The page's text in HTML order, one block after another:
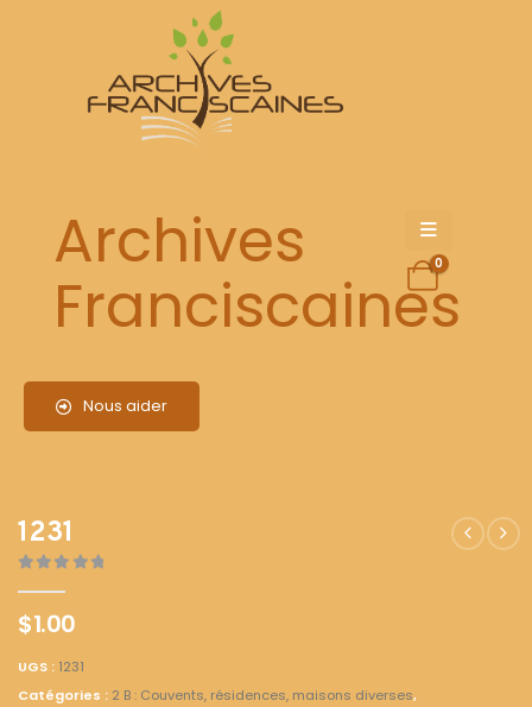
Archives
Franciscaines
Nous aider
0
1231
$1.00
UGS : 1231
Catégories : 2 B : Couvents, résidences, maisons diverses,